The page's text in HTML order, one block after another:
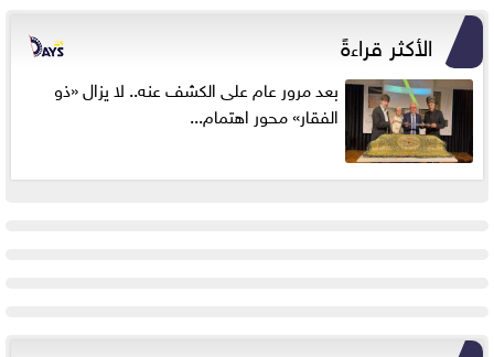
الأكثر قراءةً
بعد مرور عام على الكشف عنه.. لا يزال «ذو
الفقار» محور اهتمام...